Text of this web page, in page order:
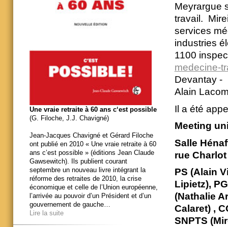
Meyrargue
travail.
services
industries
1100
medecine-
Devantay -
Alain
Il a été
Meeting
Salle
rue Charlot
PS (Alain
Lipietz),
(Nathalie
Calaret) ,
SNPTS
Une vraie retraite à 60 ans c‘est possible
(G. Filoche, J.J. Chavigné)
Jean-Jacques Chavigné et Gérard Filoche
ont publié en 2010 « Une vraie retraite à 60
ans c’est possible » (éditions Jean Claude
Gawsewitch). Ils publient courant
septembre un nouveau livre intégrant la
réforme des retraites de 2010, la crise
économique et celle de l’Union européenne,
l’arrivée au pouvoir d’un Président et d’un
gouvernement de gauche…
Lire la suite